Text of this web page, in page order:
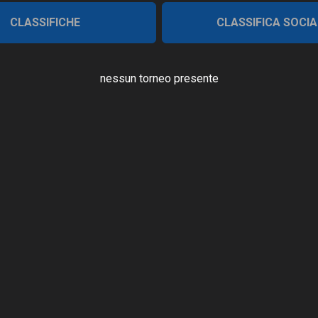
CLASSIFICHE CLASSIFICA
nessun torneo presente